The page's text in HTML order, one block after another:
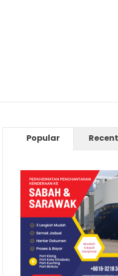
Popular Recent